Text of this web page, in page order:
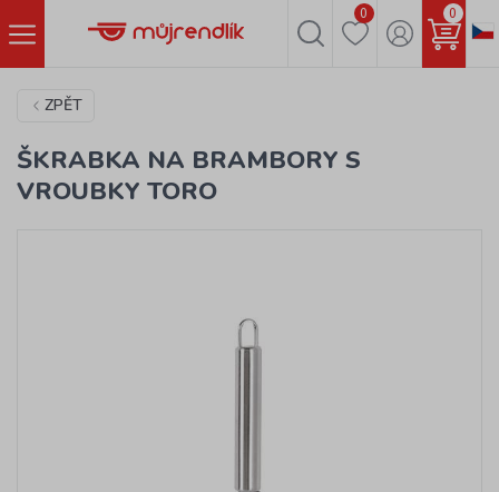
0 0
ZPĚT
ŠKRABKA NA BRAMBORY S
VROUBKY TORO